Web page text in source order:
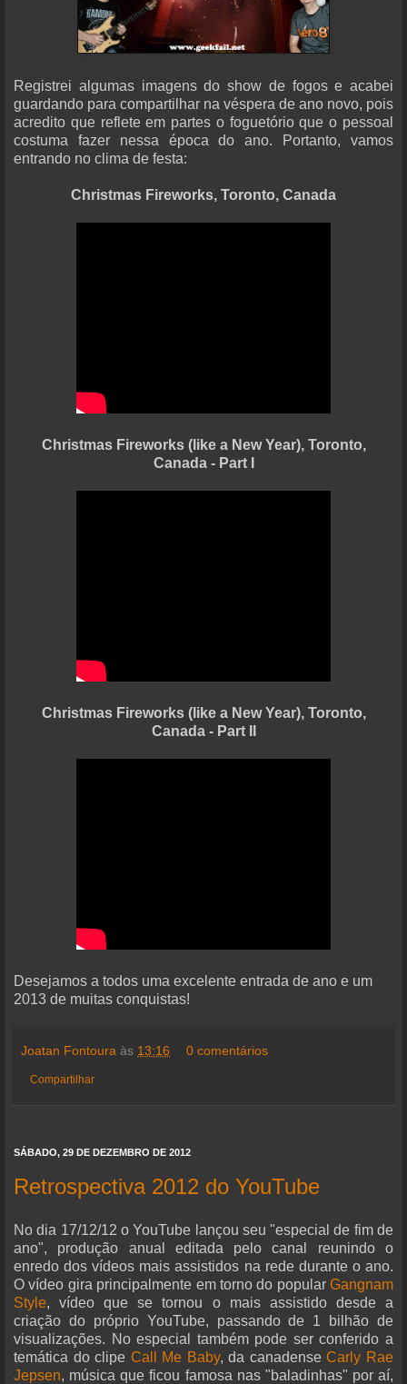
Registrei algumas imagens do show de fogos e acabei
guardando para compartilhar na véspera de ano novo, pois
acredito que reflete em partes o foguetório que o pessoal
costuma fazer nessa época do ano. Portanto, vamos
entrando no clima de festa:
Christmas Fireworks, Toronto, Canada
Christmas Fireworks (like a New Year), Toronto,
Canada - Part I
Christmas Fireworks (like a New Year), Toronto,
Canada - Part II
Desejamos a todos uma excelente entrada de ano e um
2013 de muitas conquistas!
Joatan Fontoura às 13:16 0 comentários
Compartilhar
SÁBADO, 29 DE DEZEMBRO DE 2012
Retrospectiva 2012 do YouTube
No dia 17/12/12 o YouTube lançou seu "especial de fim de
ano", produção anual editada pelo canal reunindo o
enredo dos vídeos mais assistidos na rede durante o ano.
O vídeo gira principalmente em torno do popular Gangnam
Style, vídeo que se tornou o mais assistido desde a
criação do próprio YouTube, passando de 1 bilhão de
visualizações. No especial também pode ser conferido a
temática do clipe Call Me Baby, da canadenseCarly Rae
Jepsen, música que ficou famosa nas "baladinhas" por aí,